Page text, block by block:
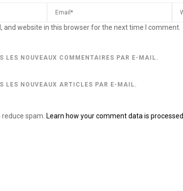
and website in this browser for the next time I comment.
LES NOUVEAUX COMMENTAIRES PAR E-MAIL.
LES NOUVEAUX ARTICLES PAR E-MAIL.
spam. Learn how your comment data is processed.